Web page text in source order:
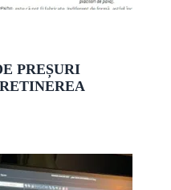
PREȘURI